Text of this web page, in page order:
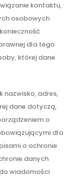
kontaktu,
osobowych
dla tego
której dane
nazwisko, adres,
dane dotyczą,
o
dla
o ochronie
danych
wiadomości